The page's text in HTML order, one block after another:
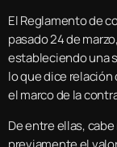
El Reglamento de
pasado 24 de
estableciendo una
lo que dice
el marco de la
De entre ellas,